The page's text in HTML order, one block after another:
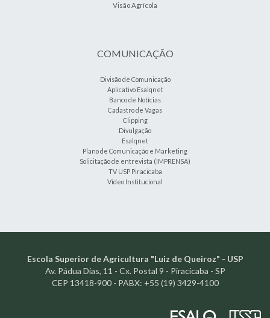
Visão Agrícola
COMUNICAÇÃO
Divisão de Comunicação
Aplicativo Esalqnet
Banco de Notícias
Cadastro de Vagas
Clipping
Divulgação
Esalqnet
Plano de Comunicação e Marketing
Solicitação de entrevista (IMPRENSA)
TV USP Piracicaba
Vídeo Institucional
Escola Superior de Agricultura "Luiz de Queiroz" - USP
Av. Pádua Dias, 11 - Cx. Postal 9 - Piracicaba - SP
CEP 13418-900 - PABX: +55 (19) 3429-4100